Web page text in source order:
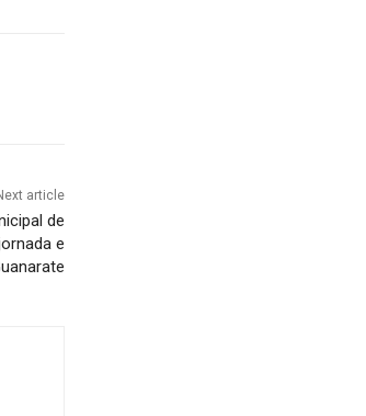
article
de
e